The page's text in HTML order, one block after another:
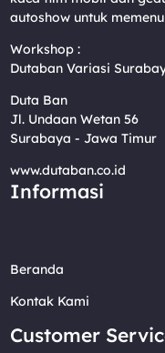
autoshow untuk
Workshop :
Dutaban Variasi
Duta Ban
Jl. Undaan Wetan 56
Surabaya - Jawa Timur
www.dutaban.co.id
Informasi
Beranda
Kontak Kami
Customer